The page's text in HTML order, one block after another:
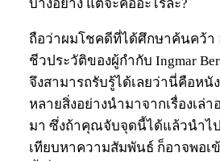
บางอย่าง แต่จะคืออะไรละ?
ถือว่าผมโชคดีที่ได้ศึกษาค้นคว้า
ชีวประวัติของผู้กำกับ Ingmar
จึงสามารถรับรู้ได้เลยว่านี่คือหนั
หลายสิ่งอย่างนำมาจากเรื่องเล่า
มา ซึ่งถ้าคุณจับจุดนี้ได้แล้วนำไป
เทียบหาความสัมพันธ์ ก็อาจพอเ